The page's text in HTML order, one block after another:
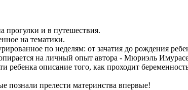
прогулки и в путешествия.
на тематики.
по неделям: от зачатия до рождения
на личный опыт автора - Мюриэль
ребенка описание того, как проходит
познали прелести материнства впервые!